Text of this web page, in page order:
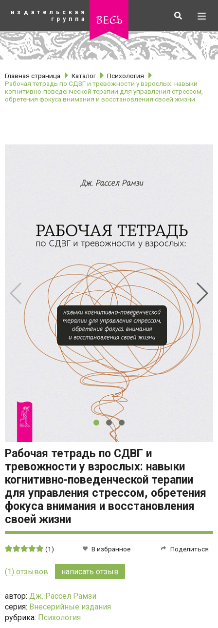
основному
издательская
группа
весь Искать
рубрики
Главная страница Каталог
Психология
Рабочая тетрадь по СДВГ и тревожности у взрослых: навыки
когнитивно-поведенческой терапии для управления стрессом,
обретения фокуса внимания и восстановления своей жизни
Рабочая тетрадь по СДВГ и
тревожности у взрослых: навыки
когнитивно-поведенческой терапии
для управления стрессом, обретения
фокуса внимания и восстановления
своей жизни
Средняя
из
(1) В избранное Поделиться
(1) отзывов написать отзыв
автор: Дж. Рассел Рамзи
серия: Внесерийные издания
рубрика: Психология